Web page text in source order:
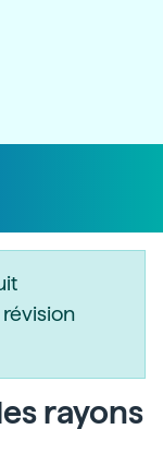
révision
rayons